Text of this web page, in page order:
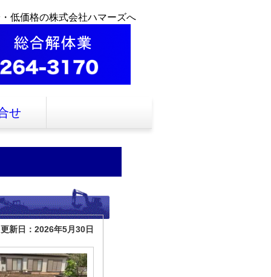
低価格の株式会社ハマーズへ
せ
更新日：2026年5月30日